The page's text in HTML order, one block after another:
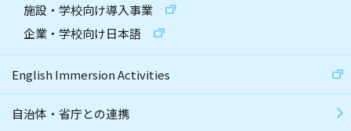
施設・学校向け導入事業
企業・学校向け日本語
English Immersion Activities
自治体・省庁との連携